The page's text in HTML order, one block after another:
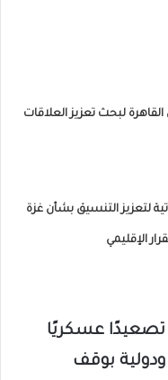
لبحث تعزيز العلاقات
لتعزيز التنسيق بشأن غزة
الإقليمي
تصعيدًا عسكريًا
بوقف